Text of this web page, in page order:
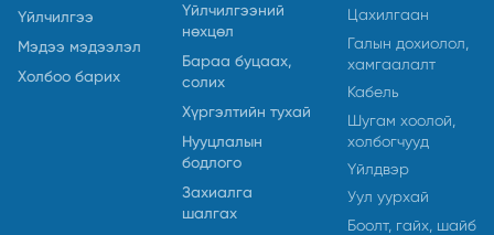
Үйлчилгээ
Мэдээ мэдээлэл
Холбоо барих
Үйлчилгээний
нөхцөл
Бараа буцаах,
солих
Хүргэлтийн тухай
Нууцлалын
бодлого
Захиалга
шалгах
Цахилгаан
Галын дохиолол,
хамгаалалт
Кабель
Шугам хоолой,
холбогчууд
Үйлдвэр
Уул уурхай
Боолт, гайх, шайб